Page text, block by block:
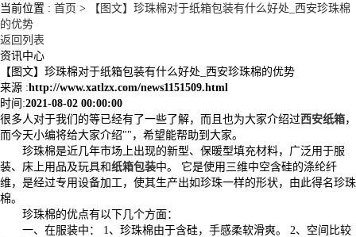
当前位置 : 首页 >
【图文】珍珠棉对于纸箱包装有什么好处_西安珍珠棉
的优势
返回列表
资讯中心
【图文】珍珠棉对于纸箱包装有什么好处_西安珍珠棉的优势
来源 :http://www.xatlzx.com/news1151509.html
时间:2021-08-02 00:00:00
很多人对于我们的等已经有了一些了解，而且也为大家介绍过西安纸箱，
而今天小编将给大家介绍""，希望能帮助到大家。
珍珠棉是近几年市场上出现的新型、保暖型填充材料，广泛用于服
装、床上用品及玩具和纸箱包装中。 它是使用三维中空含硅的涤纶纤
维，是经过专用设备加工，使其生产出如珍珠一样的形状，由此得名珍珠
棉。
珍珠棉的优点有以下几个方面：
一、在服装中： 1、珍珠棉由于含硅，手感柔软滑爽。 2、空间比较